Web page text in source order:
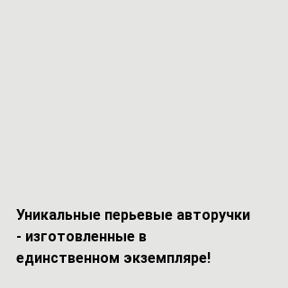
Уникальные перьевые авторучки
- изготовленные в
единственном экземпляре!